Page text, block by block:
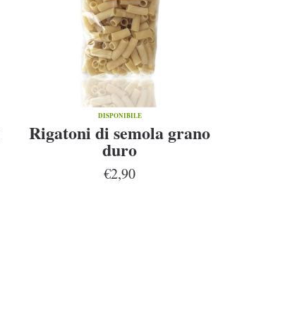
DISPONIBILE
Rigatoni di semola grano
duro
€2,90